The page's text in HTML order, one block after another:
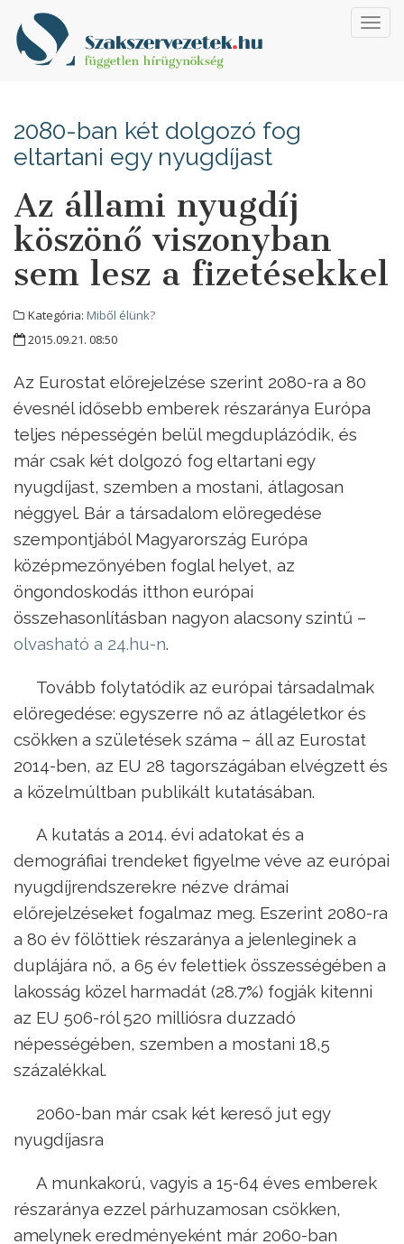
2080-ban két dolgozó fog
eltartani egy nyugdíjast
Az állami nyugdíj
köszönő viszonyban
sem lesz a fizetésekkel
Kategória: Miből élünk?
2015.09.21. 08:50
Az Eurostat előrejelzése szerint 2080-ra a 80
évesnél idősebb emberek részaránya Európa
teljes népességén belül megduplázódik, és
már csak két dolgozó fog eltartani egy
nyugdíjast, szemben a mostani, átlagosan
néggyel. Bár a társadalom elöregedése
szempontjából Magyarország Európa
középmezőnyében foglal helyet, az
öngondoskodás itthon európai
összehasonlításban nagyon alacsony szintű –
olvasható a 24.hu-n.
Tovább folytatódik az európai társadalmak
elöregedése: egyszerre nő az átlagéletkor és
csökken a születések száma – áll az Eurostat
2014-ben, az EU 28 tagországában elvégzett és
a közelmúltban publikált kutatásában.
A kutatás a 2014. évi adatokat és a
demográfiai trendeket figyelme véve az európai
nyugdíjrendszerekre nézve drámai
előrejelzéseket fogalmaz meg. Eszerint 2080-ra
a 80 év fölöttiek részaránya a jelenleginek a
duplájára nő, a 65 év felettiek összességében a
lakosság közel harmadát (28.7%) fogják kitenni
az EU 506-ról 520 milliósra duzzadó
népességében, szemben a mostani 18,5
százalékkal.
2060-ban már csak két kereső jut egy
nyugdíjasra
A munkakorú, vagyis a 15-64 éves emberek
részaránya ezzel párhuzamosan csökken,
amelynek eredményeként már 2060-ban